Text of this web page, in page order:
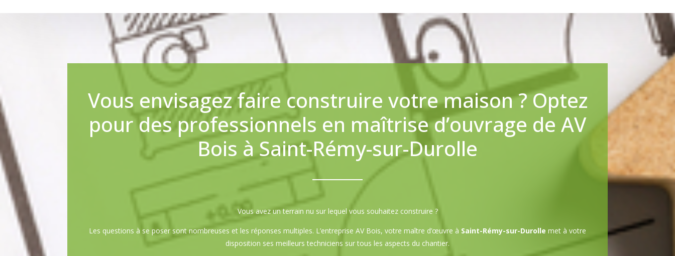
Vous envisagez faire construire votre maison ? Optez
pour des professionnels en maîtrise d’ouvrage de AV
Bois à Saint-Rémy-sur-Durolle
Vous avez un terrain nu sur lequel vous souhaitez construire ?
Les questions à se poser sont nombreuses et les réponses multiples. L’entreprise AV Bois, votre maître d’œuvre à Saint-Rémy-sur-Durolle met à votre
disposition ses meilleurs techniciens sur tous les aspects du chantier.